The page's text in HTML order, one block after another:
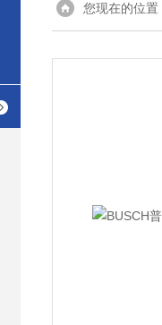
您现在的位置